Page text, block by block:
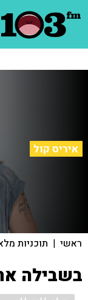
איריס קול
ראשי | תוכניות
בשבילה